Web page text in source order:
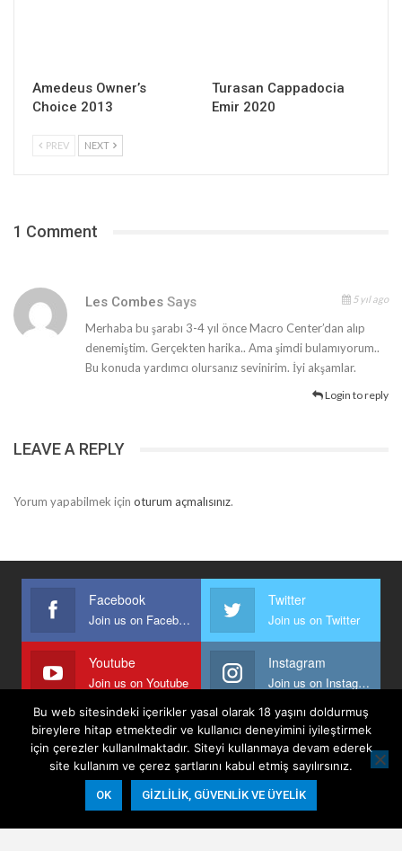
Amedeus Owner’s
Choice 2013
Turasan Cappadocia
Emir 2020
PREV NEXT
1 Comment
Les Combes Says 5 yıl ago
Merhaba bu şarabı 3-4 yıl önce Macro Center’dan alıp
denemiştim. Gerçekten harika.. Ama şimdi bulamıyorum..
Bu konuda yardımcı olursanız sevinirim. İyi akşamlar.
Login to reply
LEAVE A REPLY
Yorum yapabilmek için oturum açmalısınız.
Facebook
Join us on Facebook
Twitter
Join us on Twitter
Youtube
Join us on Youtube
Instagram
Join us on Instagram
Anasayfa Keyfi Yazanlar İletişim
Şartlar Ve Koşullar
Gizlilik, Güvenlik Ve Üyelik Politikası
Bu web sitesindeki içerikler yasal olarak 18 yaşını doldurmuş
bireylere hitap etmektedir ve kullanıcı deneyimini iyileştirmek
için çerezler kullanılmaktadır. Siteyi kullanmaya devam ederek
site kullanım ve çerez şartlarını kabul etmiş sayılırsınız.
OK GIZLILIK, GÜVENLIK VE ÜYELIK